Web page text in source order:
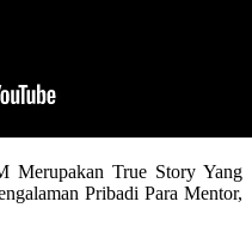
Merupakan True Story Yang
Pribadi Para Mentor,